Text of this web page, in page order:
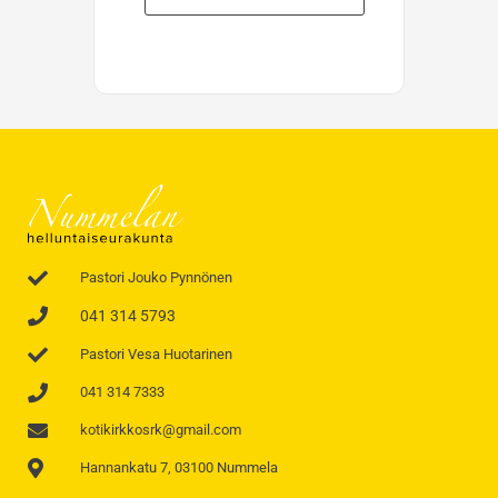
Pastori Jouko Pynnönen
041 314 5793
Pastori Vesa Huotarinen
041 314 7333
kotikirkkosrk@gmail.com
Hannankatu 7, 03100 Nummela